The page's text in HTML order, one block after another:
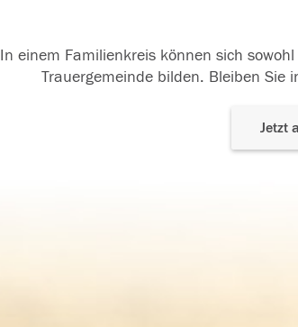
In einem Familienkreis können sich
Trauergemeinde bilden. Bleiben
Jetzt